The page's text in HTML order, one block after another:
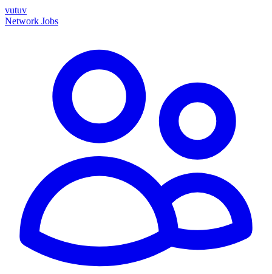
vutuv
Network Jobs